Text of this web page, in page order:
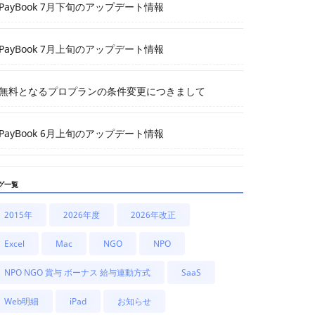
7月下旬のアップデート情報
7月上旬のアップデート情報
料となるプロプランの条件変更につきまして
6月上旬のアップデート情報
一覧
2015年 2026年度 2026年改正
Excel Mac NGO NPO
NPO NGO 賞与 ボーナス 給与連動方式 SaaS
Web明細 iPad お知らせ